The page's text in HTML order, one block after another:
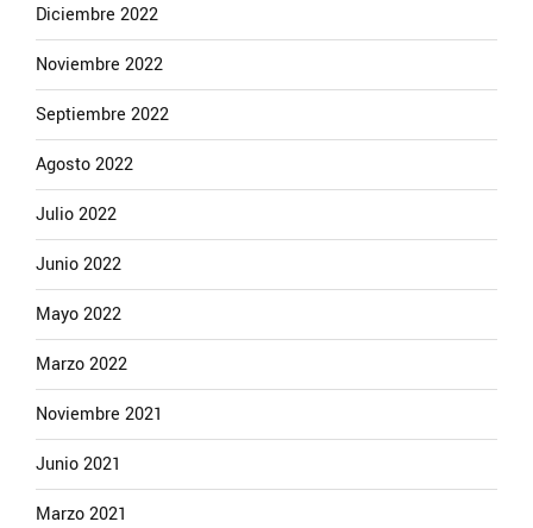
Diciembre 2022
Noviembre 2022
Septiembre 2022
Agosto 2022
Julio 2022
Junio 2022
Mayo 2022
Marzo 2022
Noviembre 2021
Junio 2021
Marzo 2021